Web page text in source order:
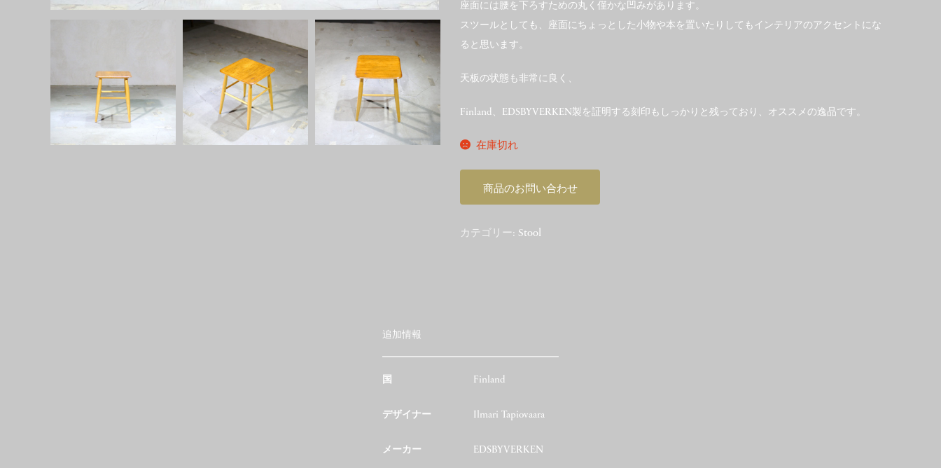
座面には腰を下ろすための丸く僅かな凹みがあります。
スツールとしても、座面にちょっとした小物や本を置いたりしてもインテリアのアクセントにな
ると思います。
天板の状態も非常に良く、
Finland、EDSBYVERKEN製を証明する刻印もしっかりと残っており、オススメの逸品です。
在庫切れ
商品のお問い合わせ
カテゴリー: Stool
追加情報
国 Finland
デザイナー Ilmari Tapiovaara
メーカー EDSBYVERKEN